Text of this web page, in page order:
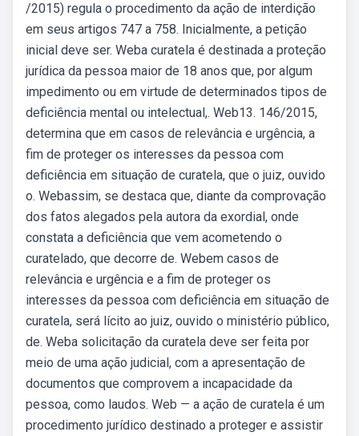
/2015) regula o procedimento da ação de interdição
em seus artigos 747 a 758. Inicialmente, a petição
inicial deve ser. Weba curatela é destinada a proteção
jurídica da pessoa maior de 18 anos que, por algum
impedimento ou em virtude de determinados tipos de
deficiência mental ou intelectual,. Web13. 146/2015,
determina que em casos de relevância e urgência, a
fim de proteger os interesses da pessoa com
deficiência em situação de curatela, que o juiz, ouvido
o. Webassim, se destaca que, diante da comprovação
dos fatos alegados pela autora da exordial, onde
constata a deficiência que vem acometendo o
curatelado, que decorre de. Webem casos de
relevância e urgência e a fim de proteger os
interesses da pessoa com deficiência em situação de
curatela, será lícito ao juiz, ouvido o ministério público,
de. Weba solicitação da curatela deve ser feita por
meio de uma ação judicial, com a apresentação de
documentos que comprovem a incapacidade da
pessoa, como laudos. Web — a ação de curatela é um
procedimento jurídico destinado a proteger e assistir